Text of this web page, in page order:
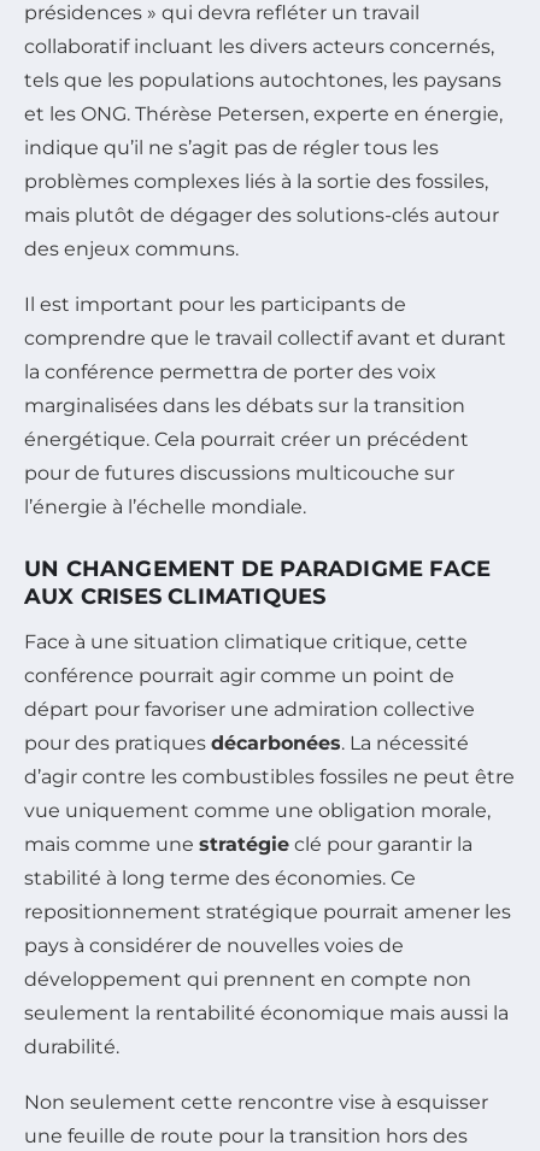
présidences » qui devra refléter un travail
collaboratif incluant les divers acteurs concernés,
tels que les populations autochtones, les paysans
et les ONG. Thérèse Petersen, experte en énergie,
indique qu’il ne s’agit pas de régler tous les
problèmes complexes liés à la sortie des fossiles,
mais plutôt de dégager des solutions-clés autour
des enjeux communs.
Il est important pour les participants de
comprendre que le travail collectif avant et durant
la conférence permettra de porter des voix
marginalisées dans les débats sur la transition
énergétique. Cela pourrait créer un précédent
pour de futures discussions multicouche sur
l’énergie à l’échelle mondiale.
UN CHANGEMENT DE PARADIGME FACE
AUX CRISES CLIMATIQUES
Face à une situation climatique critique, cette
conférence pourrait agir comme un point de
départ pour favoriser une admiration collective
pour des pratiques décarbonées. La nécessité
d’agir contre les combustibles fossiles ne peut être
vue uniquement comme une obligation morale,
mais comme une stratégie clé pour garantir la
stabilité à long terme des économies. Ce
repositionnement stratégique pourrait amener les
pays à considérer de nouvelles voies de
développement qui prennent en compte non
seulement la rentabilité économique mais aussi la
durabilité.
Non seulement cette rencontre vise à esquisser
une feuille de route pour la transition hors des